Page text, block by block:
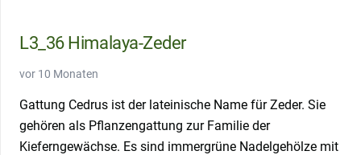
L3_36 Himalaya-Zeder
vor 10 Monaten
Gattung Cedrus ist der lateinische Name für Zeder. Sie
gehören als Pflanzengattung zur Familie der
Kieferngewächse. Es sind immergrüne Nadelgehölze mit